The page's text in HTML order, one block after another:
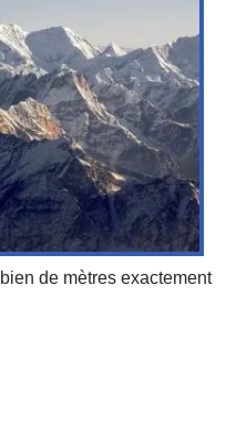
de mètres exactement